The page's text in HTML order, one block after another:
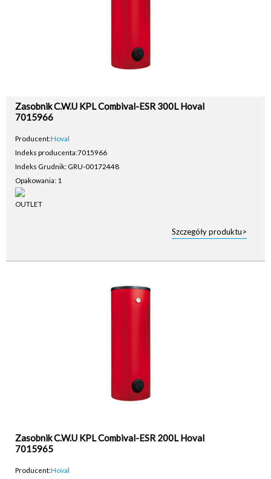
Zasobnik C.W.U KPL Combival-ESR 300L Hoval
7015966
Producent:Hoval
Indeks producenta:7015966
Indeks Grudnik: GRU-00172448
Opakowania: 1
Szczegóły produktu>
Zasobnik C.W.U KPL Combival-ESR 200L Hoval
7015965
Producent:Hoval